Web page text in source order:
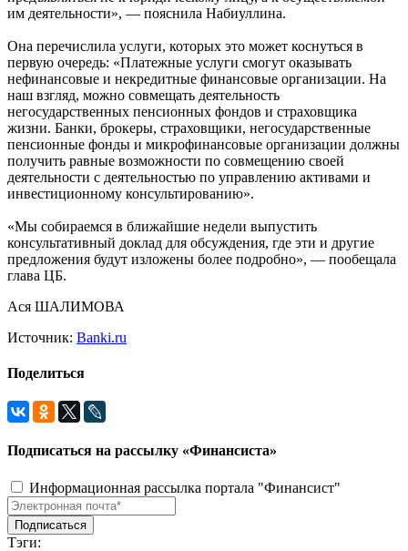
им деятельности», — пояснила Набиуллина.
Она перечислила услуги, которых это может коснуться в
первую очередь: «Платежные услуги смогут оказывать
нефинансовые и некредитные финансовые организации. На
наш взгляд, можно совмещать деятельность
негосударственных пенсионных фондов и страховщика
жизни. Банки, брокеры, страховщики, негосударственные
пенсионные фонды и микрофинансовые организации должны
получить равные возможности по совмещению своей
деятельности с деятельностью по управлению активами и
инвестиционному консультированию».
«Мы собираемся в ближайшие недели выпустить
консультативный доклад для обсуждения, где эти и другие
предложения будут изложены более подробно», — пообещала
глава ЦБ.
Ася ШАЛИМОВА
Источник: Banki.ru
Поделиться
Подписаться на рассылку «Финансиста»
Информационная рассылка портала "Финансист"
Тэги: